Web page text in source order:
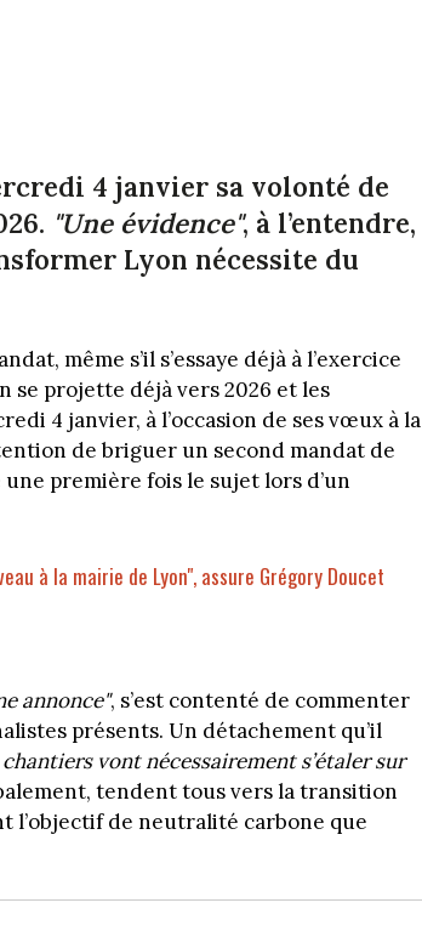
4 janvier sa volonté de
"Une évidence", à l’entendre,
Lyon nécessite du
même s’il s’essaye déjà à l’exercice
se projette déjà vers 2026 et les
4 janvier, à l’occasion de ses vœux à la
de briguer un second mandat de
première fois le sujet lors d’un
à la mairie de Lyon", assure Grégory Doucet
annonce", s’est contenté de commenter
présents. Un détachement qu’il
vont nécessairement s’étaler sur
tendent tous vers la transition
l’objectif de neutralité carbone que